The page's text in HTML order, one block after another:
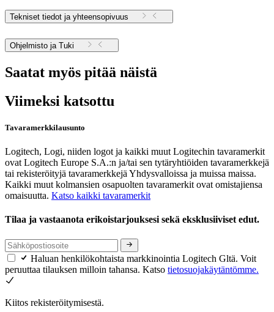
Tekniset tiedot ja yhteensopivuus
Ohjelmisto ja Tuki
Saatat myös pitää näistä
Viimeksi katsottu
Tavaramerkkilausunto
Logitech, Logi, niiden logot ja kaikki muut Logitechin tavaramerkit
ovat Logitech Europe S.A.:n ja/tai sen tytäryhtiöiden tavaramerkkejä
tai rekisteröityjä tavaramerkkejä Yhdysvalloissa ja muissa maissa.
Kaikki muut kolmansien osapuolten tavaramerkit ovat omistajiensa
omaisuutta. Katso kaikki tavaramerkit
Tilaa ja vastaanota erikoistarjouksesi sekä eksklusiiviset edut.
Haluan henkilökohtaista markkinointia Logitech Gltä. Voit
peruuttaa tilauksen milloin tahansa. Katso tietosuojakäytäntömme.
Kiitos rekisteröitymisestä.